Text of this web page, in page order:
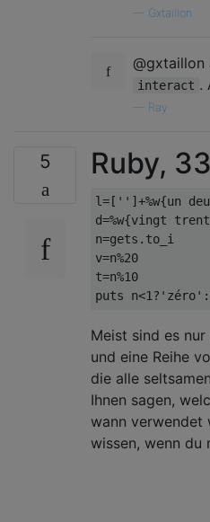
Gxtaillon
@gxtaillon
interact .
Ray
5 Ruby,
l=[ '' ]+%w{un
d=%w{vingt
n=gets . to_i
v=n%20
t=n%10
puts n<1? 'zéro' :
Meist sind es
und eine Reihe
die alle
Ihnen sagen,
wann verwendet
wissen, wenn du